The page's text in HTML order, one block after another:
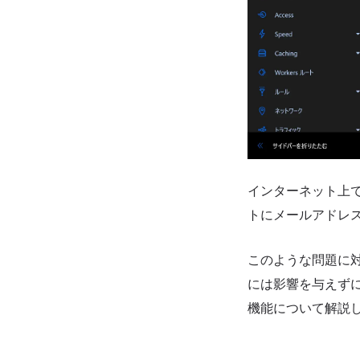
インターネット上
トにメールアドレ
このような問題に
には影響を与えず
機能について解説